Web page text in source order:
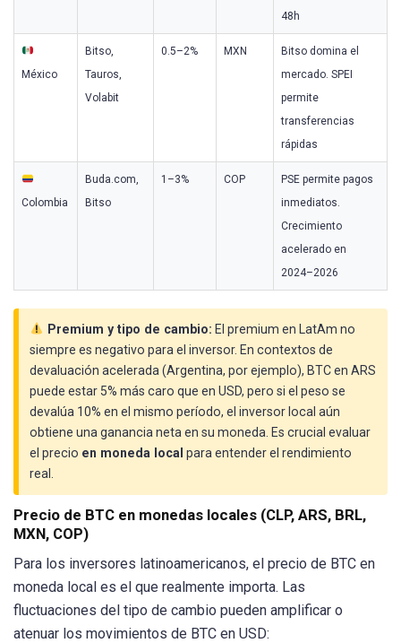
48h
México
Bitso,
Tauros,
Volabit
0.5–2% MXN
Bitso domina el
mercado. SPEI
permite
transferencias
rápidas
Colombia
Buda.com,
Bitso
1–3% COP
PSE permite pagos
inmediatos.
Crecimiento
acelerado en
2024–2026
Premium y tipo de cambio: El premium en LatAm no
siempre es negativo para el inversor. En contextos de
devaluación acelerada (Argentina, por ejemplo), BTC en ARS
puede estar 5% más caro que en USD, pero si el peso se
devalúa 10% en el mismo período, el inversor local aún
obtiene una ganancia neta en su moneda. Es crucial evaluar
el precio en moneda local para entender el rendimiento
real.
Precio de BTC en monedas locales (CLP, ARS, BRL,
MXN, COP)
Para los inversores latinoamericanos, el precio de BTC en
moneda local es el que realmente importa. Las
fluctuaciones del tipo de cambio pueden amplificar o
atenuar los movimientos de BTC en USD: